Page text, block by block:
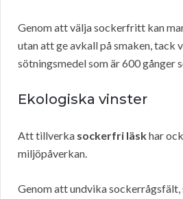
Genom att välja sockerfritt kan
utan att ge avkall på smaken, tack
sötningsmedel som är 600 gånger
Ekologiska vinster
Att tillverka sockerfri läskhar
miljöpåverkan.
Genom att undvika